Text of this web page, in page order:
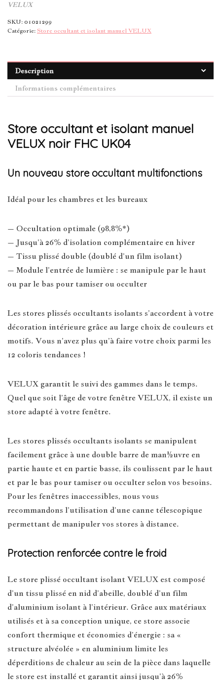
VELUX
SKU:01021299
Catégorie:Store occultant et isolant manuel VELUX
Description
Informations complémentaires
Store occultant et isolant manuel
VELUX noir FHC UK04
Un nouveau store occultant multifonctions
Idéal pour les chambres et les bureaux
– Occultation optimale (98,8%*)
– Jusqu’à 26% d’isolation complémentaire en hiver
– Tissu plissé double (doublé d’un film isolant)
– Module l’entrée de lumière : se manipule par le haut
ou par le bas pour tamiser ou occulter
Les stores plissés occultants isolants s’accordent à votre
décoration intérieure grâce au large choix de couleurs et
motifs. Vous n’avez plus qu’à faire votre choix parmi les
12 coloris tendances !
VELUX garantit le suivi des gammes dans le temps.
Quel que soit l’âge de votre fenêtre VELUX, il existe un
store adapté à votre fenêtre.
Les stores plissés occultants isolants se manipulent
facilement grâce à une double barre de man½uvre en
partie haute et en partie basse, ils coulissent par le haut
et par le bas pour tamiser ou occulter selon vos besoins.
Pour les fenêtres inaccessibles, nous vous
recommandons l’utilisation d’une canne télescopique
permettant de manipuler vos stores à distance.
Protection renforcée contre le froid
Le store plissé occultant isolant VELUX est composé
d’un tissu plissé en nid d’abeille, doublé d’un film
d’aluminium isolant à l’intérieur. Grâce aux matériaux
utilisés et à sa conception unique, ce store associe
confort thermique et économies d’énergie : sa «
structure alvéolée » en aluminium limite les
déperditions de chaleur au sein de la pièce dans laquelle
le store est installé et garantit ainsi jusqu’à 26%